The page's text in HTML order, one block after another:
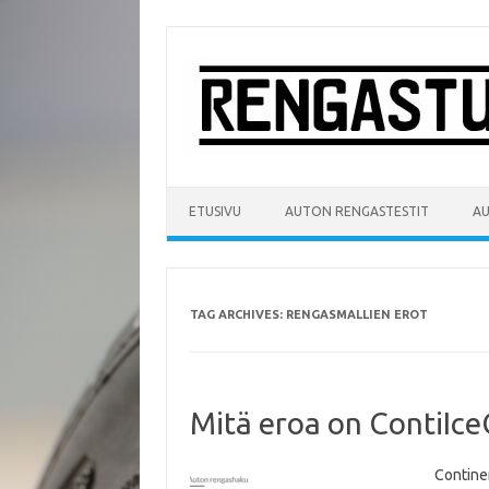
content
ETUSIVU AUTON RENGASTESTIT
TAG ARCHIVES: RENGASMALLIEN EROT
Mitä eroa on